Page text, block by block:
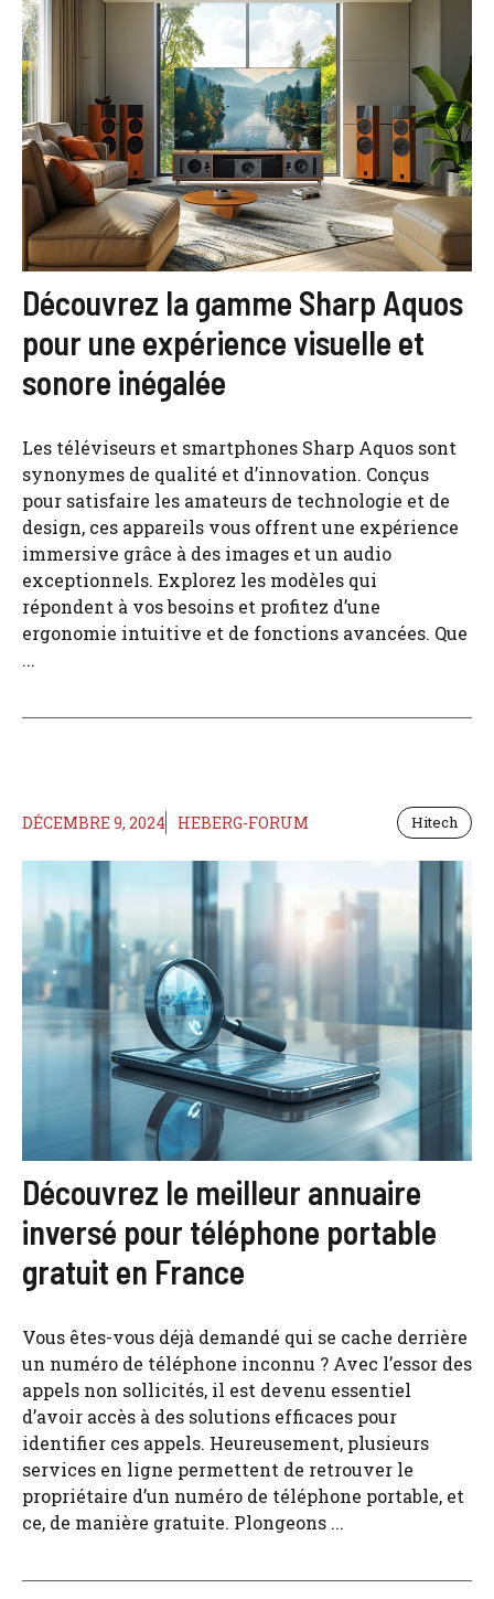
Découvrez la gamme Sharp Aquos
pour une expérience visuelle et
sonore inégalée
Les téléviseurs et smartphones Sharp Aquos sont
synonymes de qualité et d’innovation. Conçus
pour satisfaire les amateurs de technologie et de
design, ces appareils vous offrent une expérience
immersive grâce à des images et un audio
exceptionnels. Explorez les modèles qui
répondent à vos besoins et profitez d’une
ergonomie intuitive et de fonctions avancées. Que
...
DÉCEMBRE 9, 2024 HEBERG-FORUM Hitech
Découvrez le meilleur annuaire
inversé pour téléphone portable
gratuit en France
Vous êtes-vous déjà demandé qui se cache derrière
un numéro de téléphone inconnu ? Avec l’essor des
appels non sollicités, il est devenu essentiel
d’avoir accès à des solutions efficaces pour
identifier ces appels. Heureusement, plusieurs
services en ligne permettent de retrouver le
propriétaire d’un numéro de téléphone portable, et
ce, de manière gratuite. Plongeons ...